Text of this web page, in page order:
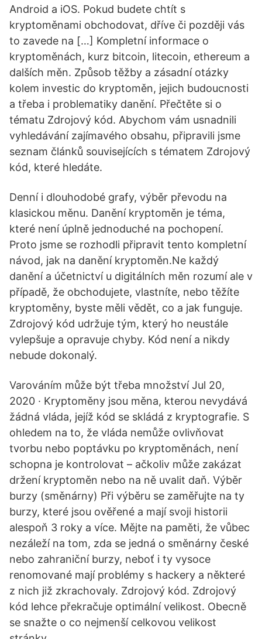
Android a iOS. Pokud budete chtít s
kryptoměnami obchodovat, dříve či později vás
to zavede na […] Kompletní informace o
kryptoměnách, kurz bitcoin, litecoin, ethereum a
dalších měn. Způsob těžby a zásadní otázky
kolem investic do kryptoměn, jejich budoucnosti
a třeba i problematiky danění. Přečtěte si o
tématu Zdrojový kód. Abychom vám usnadnili
vyhledávání zajímavého obsahu, připravili jsme
seznam článků souvisejících s tématem Zdrojový
kód, které hledáte.
Denní i dlouhodobé grafy, výběr převodu na
klasickou měnu. Danění kryptoměn je téma,
které není úplně jednoduché na pochopení.
Proto jsme se rozhodli připravit tento kompletní
návod, jak na danění kryptoměn.Ne každý
danění a účetnictví u digitálních měn rozumí ale v
případě, že obchodujete, vlastníte, nebo těžíte
kryptoměny, byste měli vědět, co a jak funguje.
Zdrojový kód udržuje tým, který ho neustále
vylepšuje a opravuje chyby. Kód není a nikdy
nebude dokonalý.
Varováním může být třeba množství Jul 20,
2020 · Kryptoměny jsou měna, kterou nevydává
žádná vláda, jejíž kód se skládá z kryptografie. S
ohledem na to, že vláda nemůže ovlivňovat
tvorbu nebo poptávku po kryptoměnách, není
schopna je kontrolovat – ačkoliv může zakázat
držení kryptoměn nebo na ně uvalit daň. Výběr
burzy (směnárny) Při výběru se zaměřujte na ty
burzy, které jsou ověřené a mají svoji historii
alespoň 3 roky a více. Mějte na paměti, že vůbec
nezáleží na tom, zda se jedná o směnárny české
nebo zahraniční burzy, neboť i ty vysoce
renomované mají problémy s hackery a některé
z nich již zkrachovaly. Zdrojový kód. Zdrojový
kód lehce překračuje optimální velikost. Obecně
se snažte o co nejmenší celkovou velikost